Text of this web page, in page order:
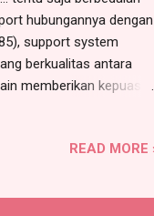
hubungannya dengan
support system
berkualitas antara
memberikan
mau berusaha untuk
menjadi support system
READ MORE